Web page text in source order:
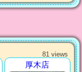
81 views
厚木店